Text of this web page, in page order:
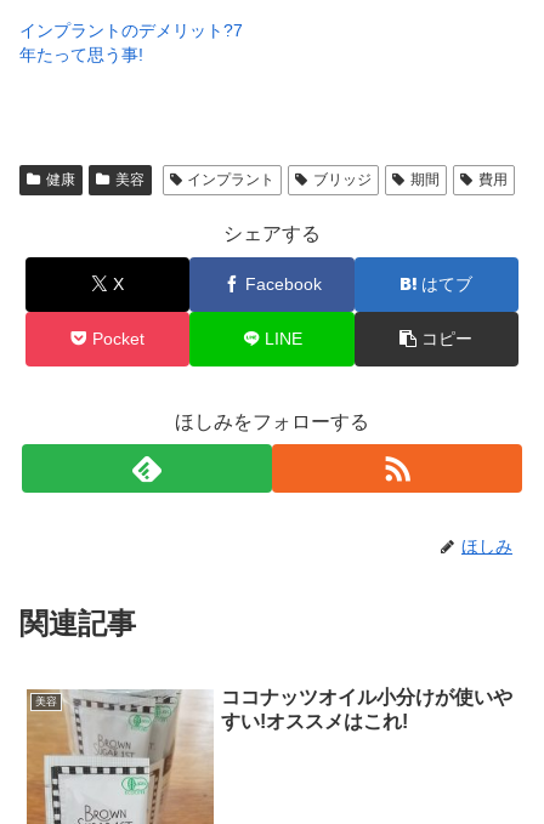
インプラントのデメリット?7
年たって思う事!
健康 美容 インプラント ブリッジ 期間 費用
シェアする
X Facebook はてブ
Pocket LINE コピー
ほしみをフォローする
ほしみ
関連記事
美容
ココナッツオイル小分けが使いや
すい!オススメはこれ!